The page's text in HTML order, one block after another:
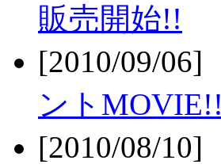
販売開始!!
[2010/09/06]
ントMOVIE!!
[2010/08/10]